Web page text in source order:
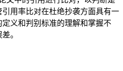
用率比对在杜绝抄袭方面具有一
义和判别标准的理解和掌握不
。